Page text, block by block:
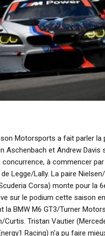
Motorsports a fait parler la
Aschenbach et Andrew Davis
concurrence, à commencer par
Legge/Lally. La paire
Corsa) monte pour la
sur le podium cette saison
la BMW M6 GT3/Turner
Curtis. Tristan Vautier
Racing) n'a pu faire